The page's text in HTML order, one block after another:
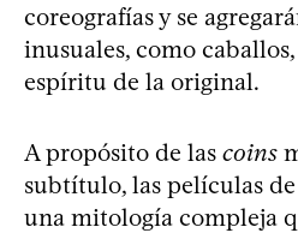
coreografías y se
inusuales, como
espíritu de la original.
A propósito de las coins
subtítulo, las películas
una mitología compleja